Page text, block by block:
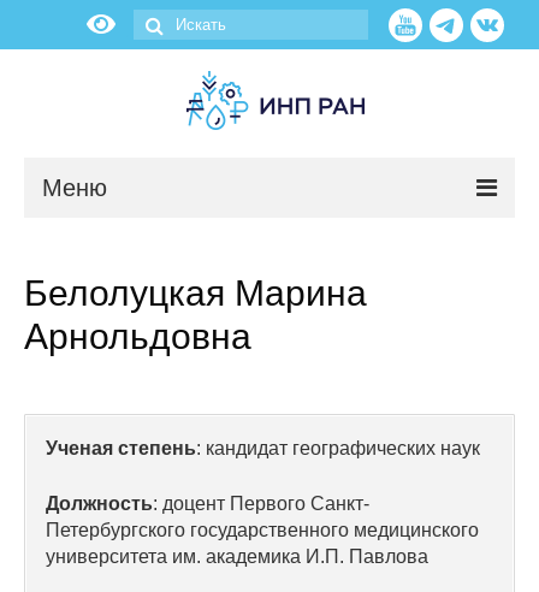
Меню
Об институте
Сотрудники
Белолуцкая Марина
Арнольдовна
Ученая степень: кандидат географических наук
Должность: доцент Первого Санкт-
Петербургского государственного медицинского
университета им. академика И.П. Павлова